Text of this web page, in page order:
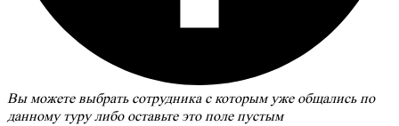
Вы можете выбрать сотрудника с которым уже общались по
данному туру либо оставьте это поле пустым